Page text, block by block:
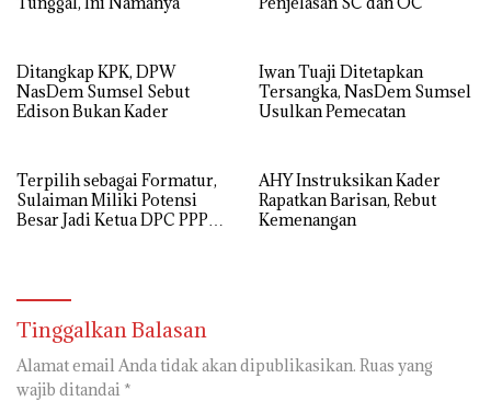
Ditangkap KPK, DPW
NasDem Sumsel Sebut
Edison Bukan Kader
Iwan Tuaji Ditetapkan
Tersangka, NasDem Sumsel
Usulkan Pemecatan
Terpilih sebagai Formatur,
Sulaiman Miliki Potensi
Besar Jadi Ketua DPC PPP
AHY Instruksikan Kader
Rapatkan Barisan, Rebut
Kemenangan
Tinggalkan Balasan
Alamat email Anda tidak akan dipublikasikan. Ruas yang
wajib ditandai *